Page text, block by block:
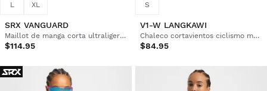
L XL
SRX VANGUARD
Maillot de manga corta ultraligero mujer
$114.95
S
V1-W LANGKAWI
Chaleco cortavientos ciclismo mujer
$84.95